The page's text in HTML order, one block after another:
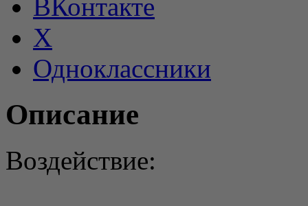
ВКонтакте
X
Одноклассники
Описание
Воздействие: